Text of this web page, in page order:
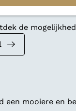
de
een mooiere en